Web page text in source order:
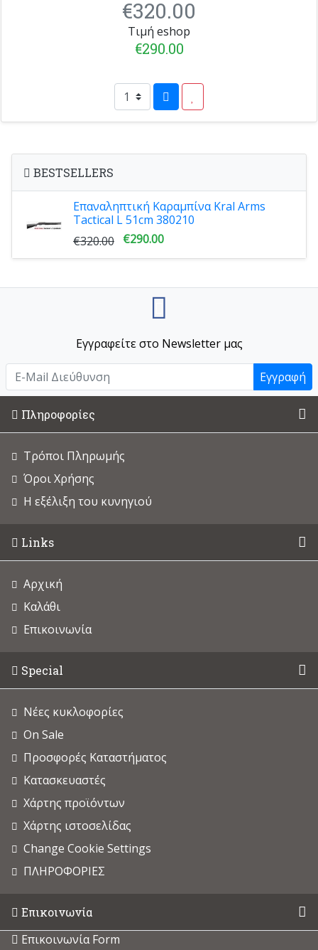
€320.00
Τιμή eshop
€290.00
BESTSELLERS
Επαναληπτική Καραμπίνα Kral Arms
Tactical L 51cm 380210
€320.00 €290.00
Εγγραφείτε στο Newsletter μας
Εγγραφή
Πληροφορίες
Τρόποι Πληρωμής
Όροι Χρήσης
Η εξέλιξη του κυνηγιού
Links
Αρχική
Καλάθι
Επικοινωνία
Special
Νέες κυκλοφορίες
On Sale
Προσφορές Καταστήματος
Κατασκευαστές
Χάρτης προϊόντων
Χάρτης ιστοσελίδας
Change Cookie Settings
ΠΛΗΡΟΦΟΡΙΕΣ
Επικοινωνία
Επικοινωνία Form